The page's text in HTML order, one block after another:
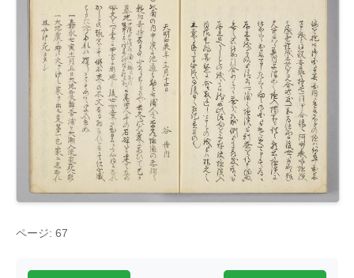
ページ: 67